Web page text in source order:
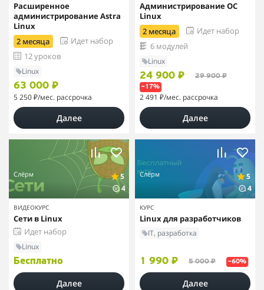
Расширенное
администрирование Astra
Linux
2 месяца
Идет набор
12 уроков
Linux
63 000 ₽
5 250 ₽/мес. рассрочка
Далее
Администрирова­ние ОС
Linux
2 месяца
Идет набор
6 модулей
Linux
24 900 ₽ 29 900 ₽
–17%
2 491 ₽/мес. рассрочка
Далее
Слёрм
5
4
ВИДЕОКУРС
Сети в Linux
Идет набор
Linux
Бесплатно
Далее
Слёрм
5
4
КУРС
Linux для разработчиков
IT, разработка
1 990 ₽ 5 000 ₽ –60%
Далее